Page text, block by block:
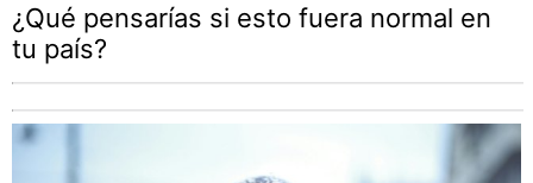
¿Qué pensarías si esto fuera normal en
tu país?